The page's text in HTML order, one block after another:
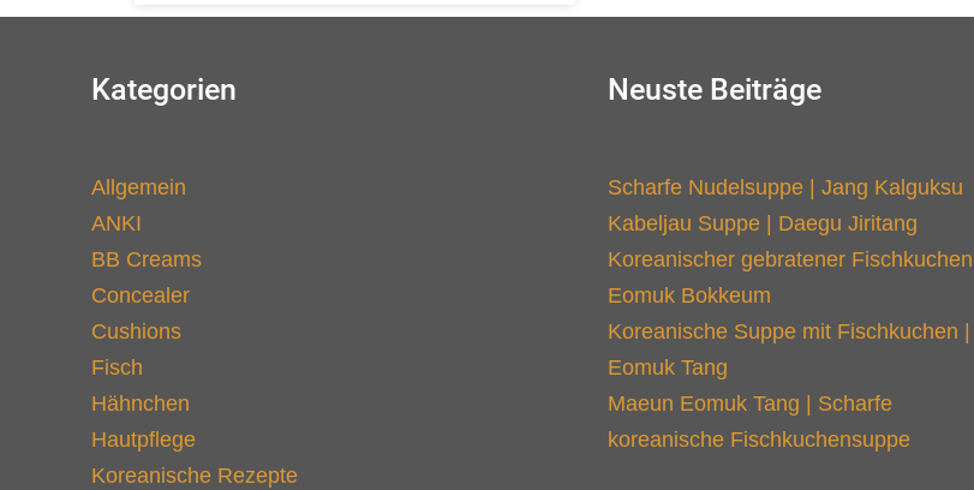
Kategorien
Allgemein
ANKI
BB Creams
Concealer
Cushions
Fisch
Hähnchen
Hautpflege
Koreanische Rezepte
Neuste Beiträge
Scharfe Nudelsuppe | Jang Kalguksu
Kabeljau Suppe | Daegu Jiritang
Koreanischer gebratener Fischkuchen |
Eomuk Bokkeum
Koreanische Suppe mit Fischkuchen |
Eomuk Tang
Maeun Eomuk Tang | Scharfe
koreanische Fischkuchensuppe